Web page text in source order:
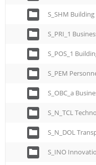
S_SHM
S_PRI_1
S_POS_1
S_PEM
S_OBC_a
S_N_TCL
S_N_DOL
S_INO